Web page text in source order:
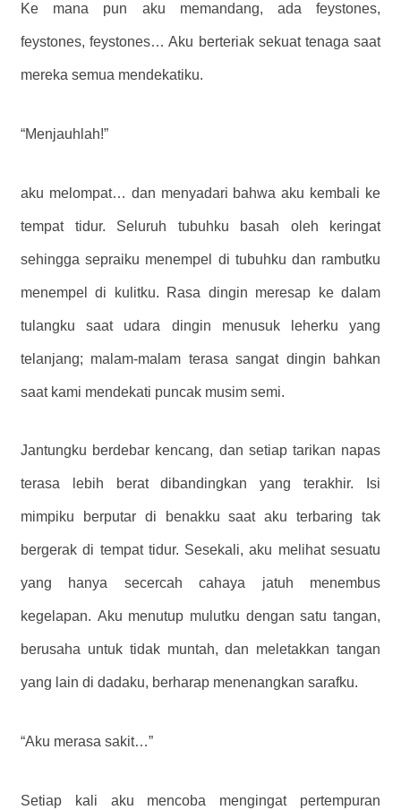
Ke mana pun aku memandang, ada feystones,
feystones, feystones… Aku berteriak sekuat tenaga saat
mereka semua mendekatiku.
“Menjauhlah!”
aku melompat… dan menyadari bahwa aku kembali ke
tempat tidur. Seluruh tubuhku basah oleh keringat
sehingga sepraiku menempel di tubuhku dan rambutku
menempel di kulitku. Rasa dingin meresap ke dalam
tulangku saat udara dingin menusuk leherku yang
telanjang; malam-malam terasa sangat dingin bahkan
saat kami mendekati puncak musim semi.
Jantungku berdebar kencang, dan setiap tarikan napas
terasa lebih berat dibandingkan yang terakhir. Isi
mimpiku berputar di benakku saat aku terbaring tak
bergerak di tempat tidur. Sesekali, aku melihat sesuatu
yang hanya secercah cahaya jatuh menembus
kegelapan. Aku menutup mulutku dengan satu tangan,
berusaha untuk tidak muntah, dan meletakkan tangan
yang lain di dadaku, berharap menenangkan sarafku.
“Aku merasa sakit…”
Setiap kali aku mencoba mengingat pertempuran